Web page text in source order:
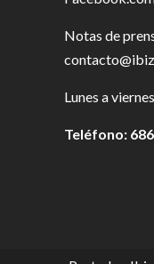
Notas de
Lunes a
Teléfono: